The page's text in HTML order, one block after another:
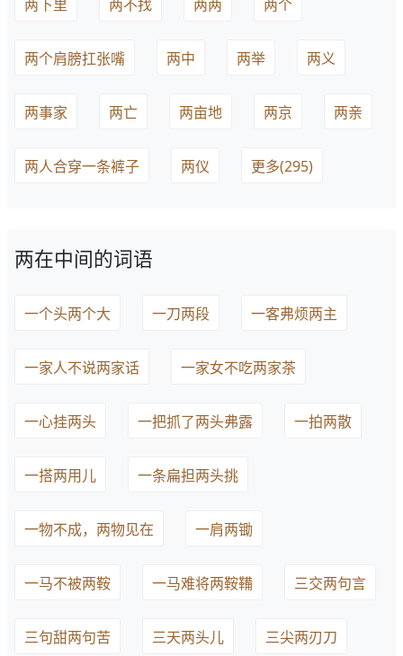
两下里 两不找 两两 两个
两个肩膀扛张嘴 两中 两举 两义
两事家 两亡 两亩地 两京 两亲
两人合穿一条裤子 两仪 更多(295)
两在中间的词语
一个头两个大 一刀两段 一客弗烦两主
一家人不说两家话 一家女不吃两家茶
一心挂两头 一把抓了两头弗露 一拍两散
一搭两用儿 一条扁担两头挑
一物不成，两物见在 一肩两锄
一马不被两鞍 一马难将两鞍鞴 三交两句言
三句甜两句苦 三天两头儿 三尖两刃刀